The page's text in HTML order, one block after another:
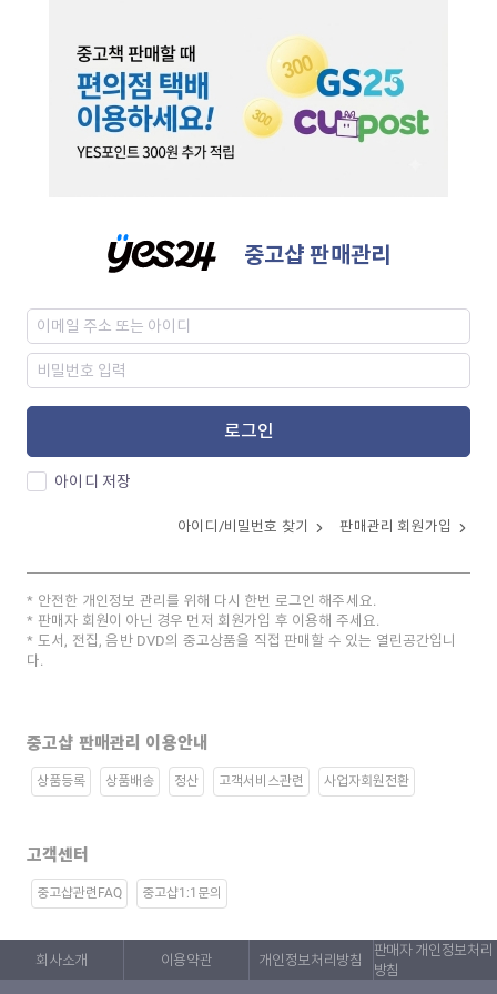
중고샵 판매관리
로그인
아이디 저장
아이디/비밀번호 찾기 판매관리 회원가입
안전한 개인정보 관리를 위해 다시 한번 로그인 해주세요.
판매자 회원이 아닌 경우 먼저 회원가입 후 이용해 주세요.
도서, 전집, 음반 DVD의 중고상품을 직접 판매할 수 있는 열린공간입니
다.
중고샵 판매관리 이용안내
상품등록 상품배송 정산 고객서비스관련 사업자회원전환
고객센터
중고샵관련FAQ 중고샵1:1문의
회사소개 이용약관 개인정보처리방침
판매자 개인정보처리
방침